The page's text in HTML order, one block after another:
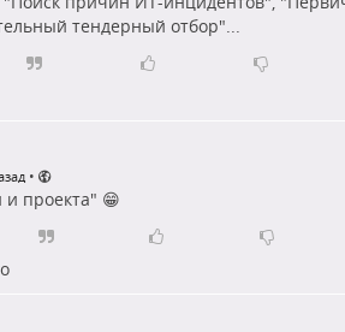
тендерный отбор"...
•
и проекта" 😁